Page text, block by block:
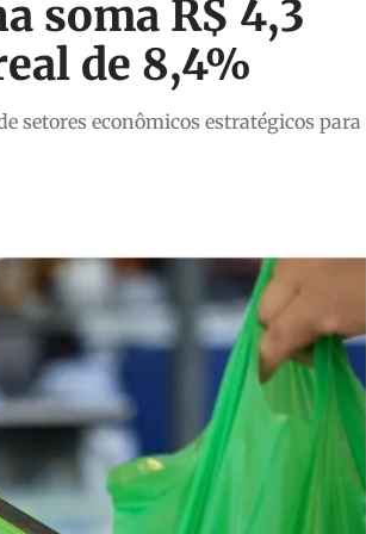
soma R$ 4,3
de 8,4%
setores econômicos estratégicos para